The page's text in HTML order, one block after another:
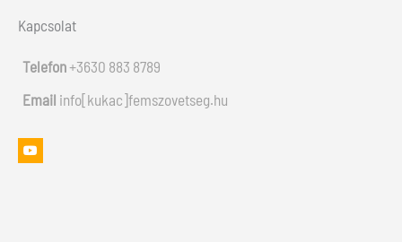
Kapcsolat
Telefon+3630 883 8789
Email info[kukac]femszovetseg.hu
Y
o
u